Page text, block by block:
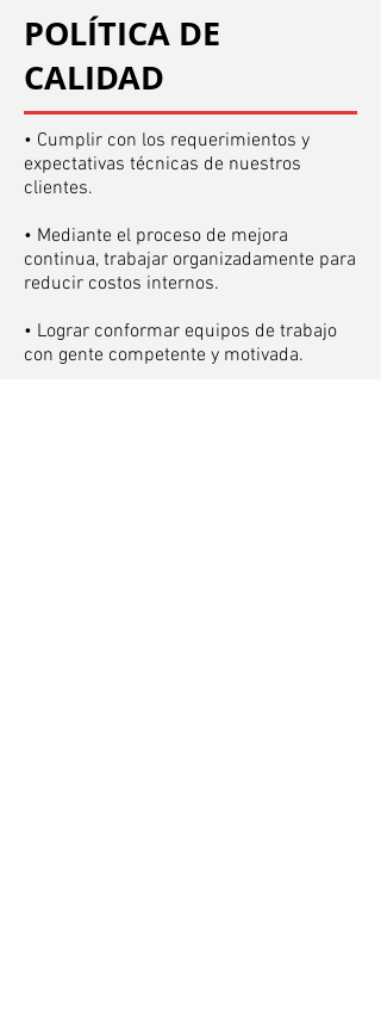
POLÍTICA DE
CALIDAD
• Cumplir con los requerimientos y
expectativas técnicas de nuestros
clientes.
• Mediante el proceso de mejora
continua, trabajar organizadamente para
reducir costos internos.
• Lograr conformar equipos de trabajo
con gente competente y motivada.